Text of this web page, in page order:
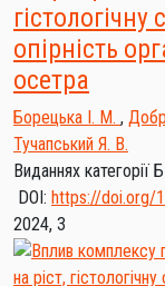
опірність
осетра
Борецька І. М. ,
Тучапський Я. В.
Виданнях категорії Б
DOI: https://doi.org/
2024, 3